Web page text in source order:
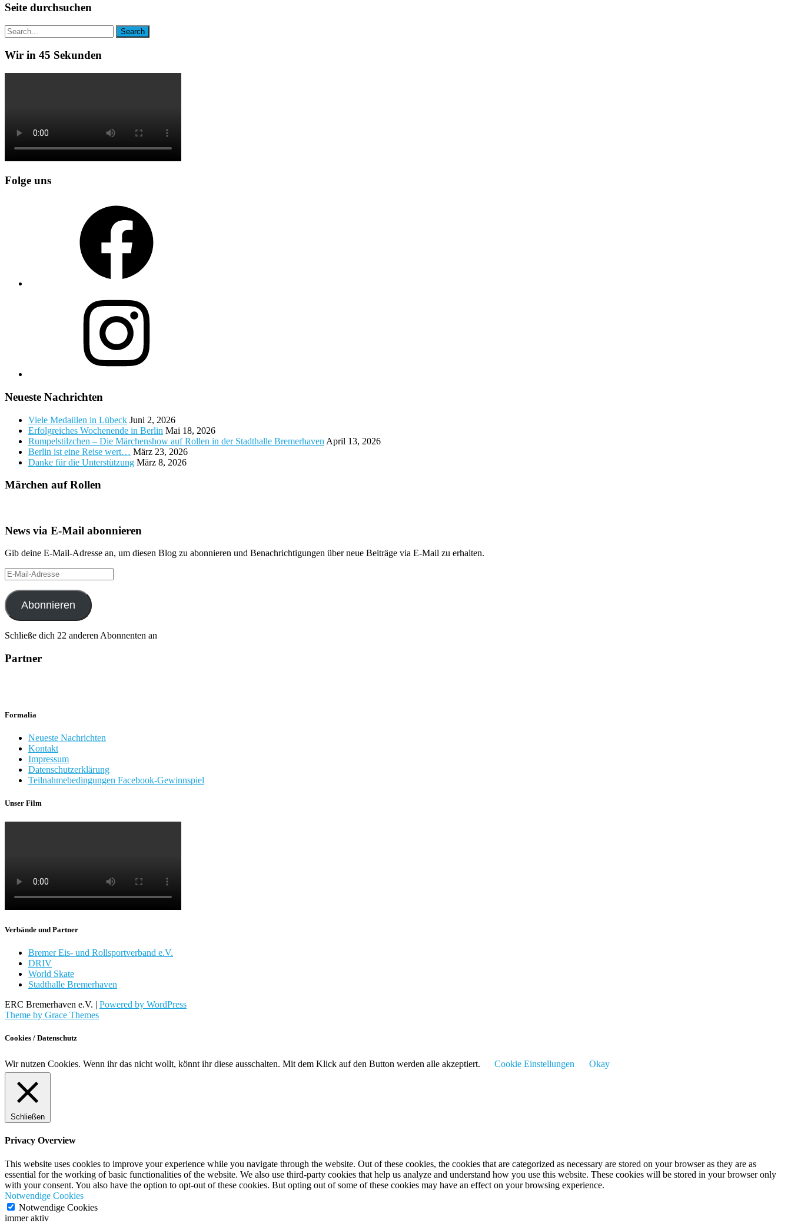
Seite durchsuchen
Wir in 45 Sekunden
Folge uns
Neueste Nachrichten
Viele Medaillen in Lübeck Juni 2, 2026
Erfolgreiches Wochenende in Berlin Mai 18, 2026
Rumpelstilzchen – Die Märchenshow auf Rollen in der Stadthalle Bremerhaven April 13, 2026
Berlin ist eine Reise wert… März 23, 2026
Danke für die Unterstützung März 8, 2026
Märchen auf Rollen
News via E-Mail abonnieren
Gib deine E-Mail-Adresse an, um diesen Blog zu abonnieren und Benachrichtigungen über neue Beiträge via E-Mail zu erhalten.
E-
Mail-
Adresse
Abonnieren
Schließe dich 22 anderen Abonnenten an
Partner
Formalia
Neueste Nachrichten
Kontakt
Impressum
Datenschutzerklärung
Teilnahmebedingungen Facebook-Gewinnspiel
Unser Film
Verbände und Partner
Bremer Eis- und Rollsportverband e.V.
DRIV
World Skate
Stadthalle Bremerhaven
ERC Bremerhaven e.V. | Powered by WordPress
Theme by Grace Themes
Cookies / Datenschutz
Wir nutzen Cookies. Wenn ihr das nicht wollt, könnt ihr diese ausschalten. Mit dem Klick auf den Button werden alle akzeptiert. Cookie Einstellungen Okay
Schließen
Privacy Overview
This website uses cookies to improve your experience while you navigate through the website. Out of these cookies, the cookies that are categorized as necessary are stored on your browser as they are as
essential for the working of basic functionalities of the website. We also use third-party cookies that help us analyze and understand how you use this website. These cookies will be stored in your browser only
with your consent. You also have the option to opt-out of these cookies. But opting out of some of these cookies may have an effect on your browsing experience.
Notwendige Cookies
Notwendige Cookies
immer aktiv